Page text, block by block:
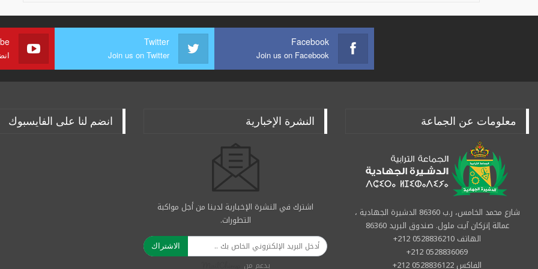
Facebook
Join us on Facebook
Twitter
Join us on Twitter
معلومات عن الجماعة
شارع محمد الخامس، ر.ب 86360 الدشيرة الجهادية ،
عمالة إنزكان آيت ملول. صندوق البريد 86360
الهاتف 0528836210 212+
0528836069 212+
الفاكس 0528836122 212+
النشرة الإخبارية
اشترك في النشرة الإخبارية لدينا من أجل مواكبة
التطورات.
الاشتراك
بدعم من
انضم لنا على الفايسبوك